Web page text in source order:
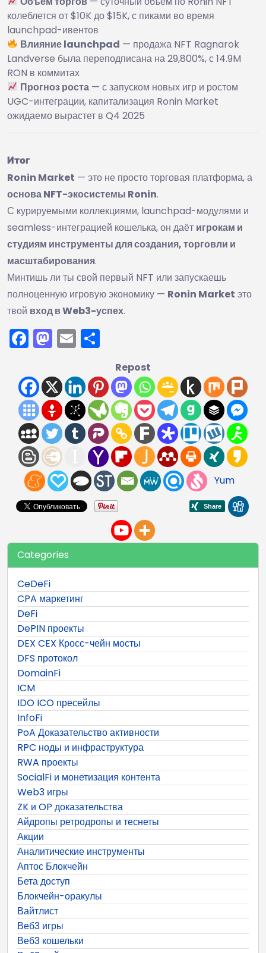
колеблется от $10K до $15K, с пиками во время
launchpad-ивентов
Влияние launchpad — продажа NFT Ragnarok
Landverse была переподписана на 29,800%, с 14.9M
RON в коммитах
Прогноз роста — с запуском новых игр и ростом
UGC-интеграции, капитализация Ronin Market
ожидаемо вырастет в Q4 2025
Итог
Ronin Market — это не просто торговая платформа, а
основа NFT-экосистемы Ronin.
С курируемыми коллекциями, launchpad-модулями и
seamless-интеграцией кошелька, он даёт игрокам и
студиям инструменты для создания, торговли и
масштабирования.
Минтишь ли ты свой первый NFT или запускаешь
полноценную игровую экономику — Ronin Market это
твой вход в Web3-успех.
Facebook
Mastodon
Email
Repost
Yum
Categories
CeDeFi
CPA маркетинг
DeFi
DePIN проекты
DEX CEX Кросс-чейн мосты
DFS протокол
DomainFi
ICM
IDO ICO пресейлы
InfoFi
PoA Доказательство активности
RPC ноды и инфраструктура
RWA проекты
SocialFi и монетизация контента
Web3 игры
ZK и OP доказательства
Айдропы ретродропы и теснеты
Акции
Аналитические инструменты
Аптос Блокчейн
Бета доступ
Блокчейн-оракулы
Вайтлист
Веб3 игры
Веб3 кошельки